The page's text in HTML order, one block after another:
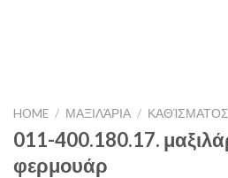
HOME / ΜΑΞΙΛΆΡΙΑ / ΚΑΘΊΣΜΑΤΟΣ
011-400.180.17.
φερμουάρ